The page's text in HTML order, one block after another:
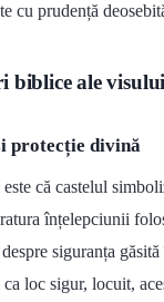
cu prudență
biblice ale visului
protecție divină
că castelul
înțelepciunii
siguranța
loc sigur, locuit,